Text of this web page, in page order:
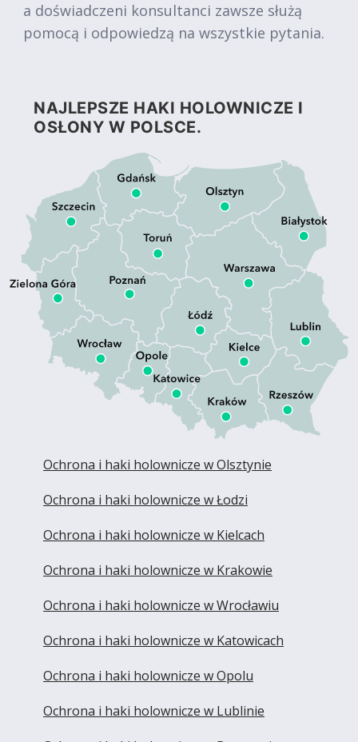
a doświadczeni konsultanci zawsze służą
pomocą i odpowiedzą na wszystkie pytania.
NAJLEPSZE HAKI HOLOWNICZE I
OSŁONY W POLSCE.
Ochrona i haki holownicze w Olsztynie
Ochrona i haki holownicze w Łodzi
Ochrona i haki holownicze w Kielcach
Ochrona i haki holownicze w Krakowie
Ochrona i haki holownicze w Wrocławiu
Ochrona i haki holownicze w Katowicach
Ochrona i haki holownicze w Opolu
Ochrona i haki holownicze w Lublinie